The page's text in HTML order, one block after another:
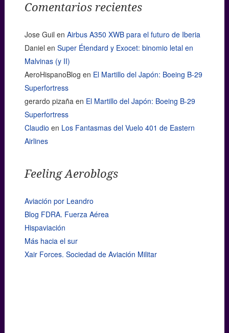
Comentarios recientes
Jose Guil en Airbus A350 XWB para el futuro de Iberia
Daniel en Super Étendard y Exocet: binomio letal en
Malvinas (y II)
AeroHispanoBlog en El Martillo del Japón: Boeing B-29
Superfortress
gerardo pizaña en El Martillo del Japón: Boeing B-29
Superfortress
Claudio en Los Fantasmas del Vuelo 401 de Eastern
Airlines
Feeling Aeroblogs
Aviación por Leandro
Blog FDRA. Fuerza Aérea
Hispaviación
Más hacia el sur
Xair Forces. Sociedad de Aviación Militar